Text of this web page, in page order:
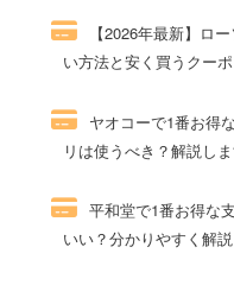
【2026年最新】ロ
い方法と安く買うクー
ヤオコーで1番お得
リは使うべき？解説し
平和堂で1番お得な
いい？分かりやすく解